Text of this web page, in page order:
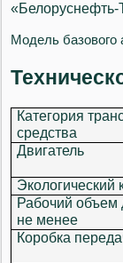
«Белоруснефть-
Модель базового
Категория
средства
Двигатель
Экологический
Рабочий объем
не менее
Коробка